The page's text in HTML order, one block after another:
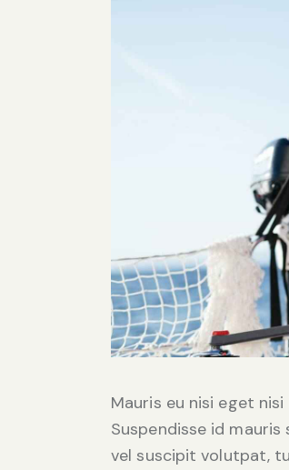
Mauris eu nisi eget
Suspendisse id
vel suscipit volutpat,